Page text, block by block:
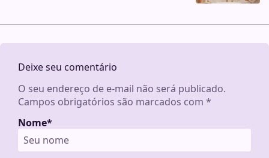
Deixe seu comentário
O seu endereço de e-mail não será publicado.
Campos obrigatórios são marcados com *
Nome*